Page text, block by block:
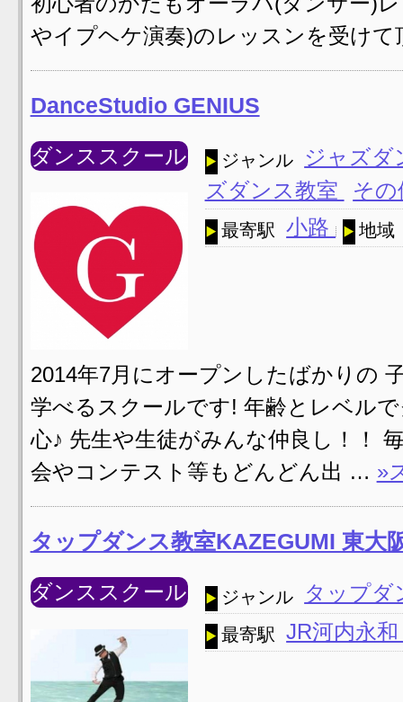
やイプヘケ演奏)のレッスンを受け
DanceStudio GENIUS
ダンススクール ジャンル
ジャズ
ズダンス教室
そ
最寄駅 小路 地域
2014年7月にオープンしたばかりの
学べるスクールです! 年齢とレベル
心♪ 先生や生徒がみんな仲良し！！
会やコンテスト等もどんどん出 … »
タップダンス教室KAZEGUMI 東
ダンススクール ジャンル タップダ
最寄駅 JR河内永